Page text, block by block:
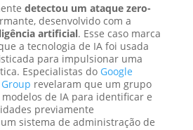
detectou um ataque zero-
desenvolvido com a
artificial. Esse caso marca
a tecnologia de IA foi usada
para impulsionar uma
Especialistas do Google
revelaram que um grupo
de IA para identificar e
previamente
sistema de administração de